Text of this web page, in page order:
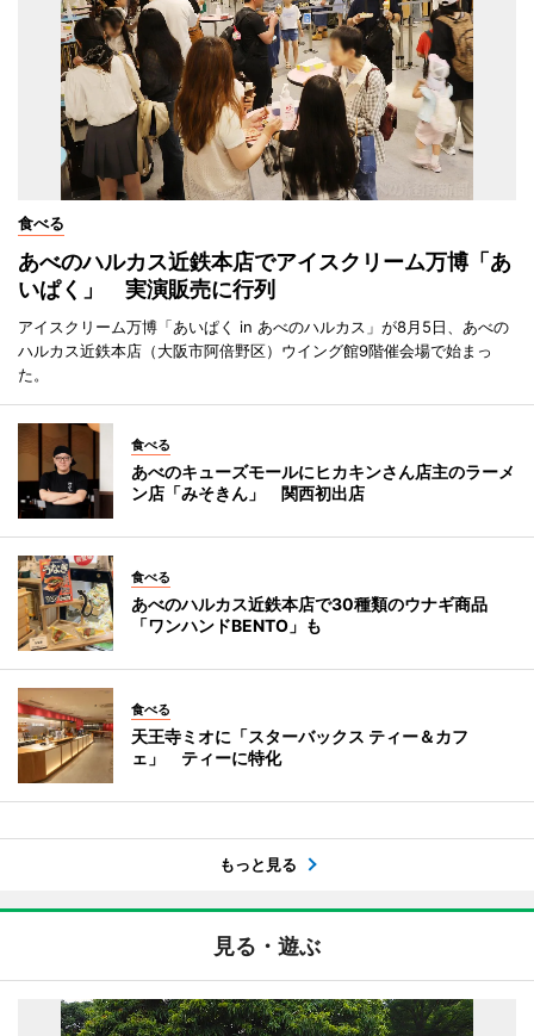
食べる
あべのハルカス近鉄本店でアイスクリーム万博「あ
いぱく」 実演販売に行列
アイスクリーム万博「あいぱく in あべのハルカス」が8月5日、あべの
ハルカス近鉄本店（大阪市阿倍野区）ウイング館9階催会場で始まっ
た。
食べる
あべのキューズモールにヒカキンさん店主のラーメ
ン店「みそきん」 関西初出店
食べる
あべのハルカス近鉄本店で30種類のウナギ商品
「ワンハンドBENTO」も
食べる
天王寺ミオに「スターバックス ティー＆カフ
ェ」 ティーに特化
もっと見る
見る・遊ぶ